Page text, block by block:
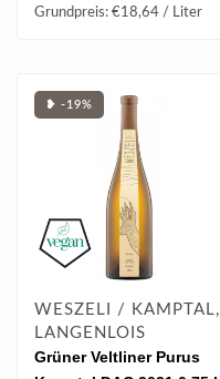
Grundpreis: €18,64 / Liter
❥ -19%
WESZELI / KAMPTAL,
LANGENLOIS
Grüner Veltliner Purus